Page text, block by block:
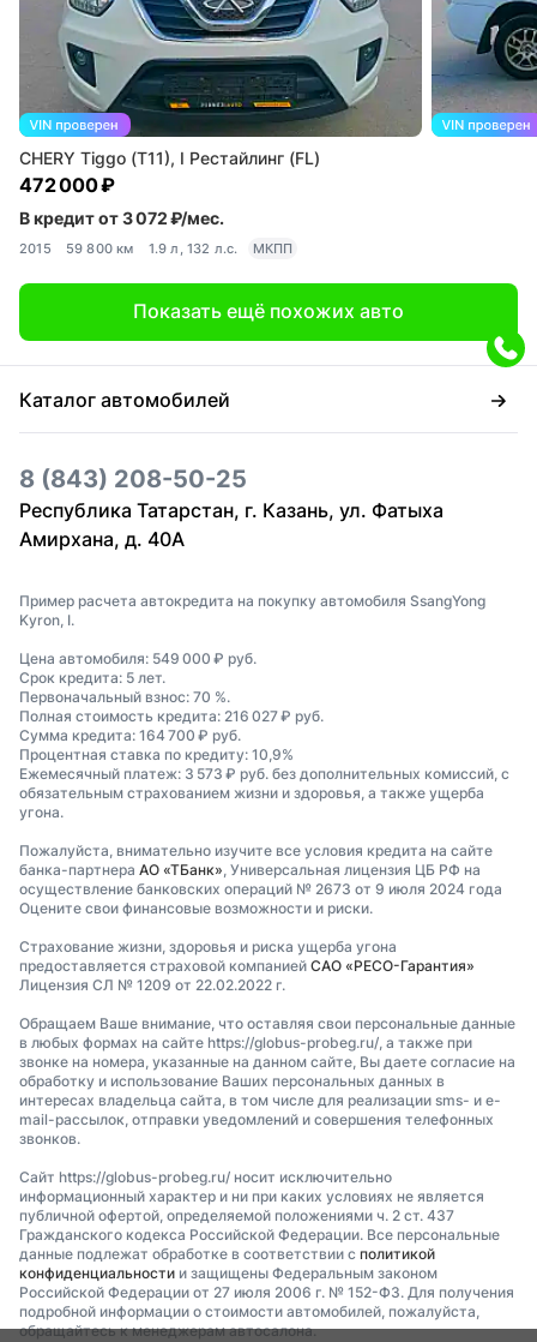
CHERY Tiggo (T11), I Рестайлинг (FL)
472 000 ₽
В кредит от 3 072 ₽/мес.
2015 59 800 км 1.9 л, 132 л.с. МКПП
Показать ещё похожих авто
Каталог автомобилей
8 (843) 208-50-25
Республика Татарстан, г. Казань, ул. Фатыха
Амирхана, д. 40А
Пример расчета автокредита на покупку автомобиля SsangYong
Kyron, I.
Цена автомобиля: 549 000 ₽ руб.
Срок кредита: 5 лет.
Первоначальный взнос: 70 %.
Полная стоимость кредита: 216 027 ₽ руб.
Сумма кредита: 164 700 ₽ руб.
Процентная ставка по кредиту: 10,9%
Ежемесячный платеж: 3 573 ₽ руб. без дополнительных комиссий, с
обязательным страхованием жизни и здоровья, а также ущерба
угона.
Пожалуйста, внимательно изучите все условия кредита на сайте
банка-партнера АО «ТБанк», Универсальная лицензия ЦБ РФ на
осуществление банковских операций № 2673 от 9 июля 2024 года
Оцените свои финансовые возможности и риски.
Страхование жизни, здоровья и риска ущерба угона
предоставляется страховой компанией САО «РЕСО-Гарантия»
Лицензия СЛ № 1209 от 22.02.2022 г.
Обращаем Ваше внимание, что оставляя свои персональные данные
в любых формах на сайте https://globus-probeg.ru/, а также при
звонке на номера, указанные на данном сайте, Вы даете согласие на
обработку и использование Ваших персональных данных в
интересах владельца сайта, в том числе для реализации sms- и e-
mail-рассылок, отправки уведомлений и совершения телефонных
звонков.
Сайт https://globus-probeg.ru/ носит исключительно
информационный характер и ни при каких условиях не является
публичной офертой, определяемой положениями ч. 2 ст. 437
Гражданского кодекса Российской Федерации. Все персональные
данные подлежат обработке в соответствии с политикой
конфиденциальности и защищены Федеральным законом
Российской Федерации от 27 июля 2006 г. № 152-ФЗ. Для получения
подробной информации о стоимости автомобилей, пожалуйста,
обращайтесь к менеджерам автосалона.